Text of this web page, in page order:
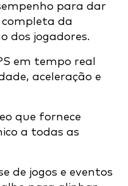
para dar
da
dos jogadores.
em tempo real
aceleração e
que fornece
a todas as
de jogos e eventos